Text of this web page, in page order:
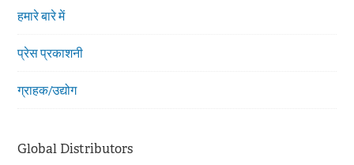
हमारे बारे में
प्रेस प्रकाशनी
ग्राहक/उद्योग
Global Distributors